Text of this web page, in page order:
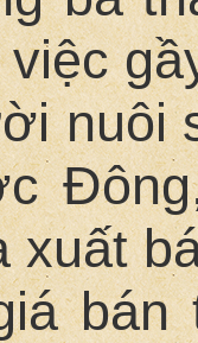
việc
nuôi
xuất
bán